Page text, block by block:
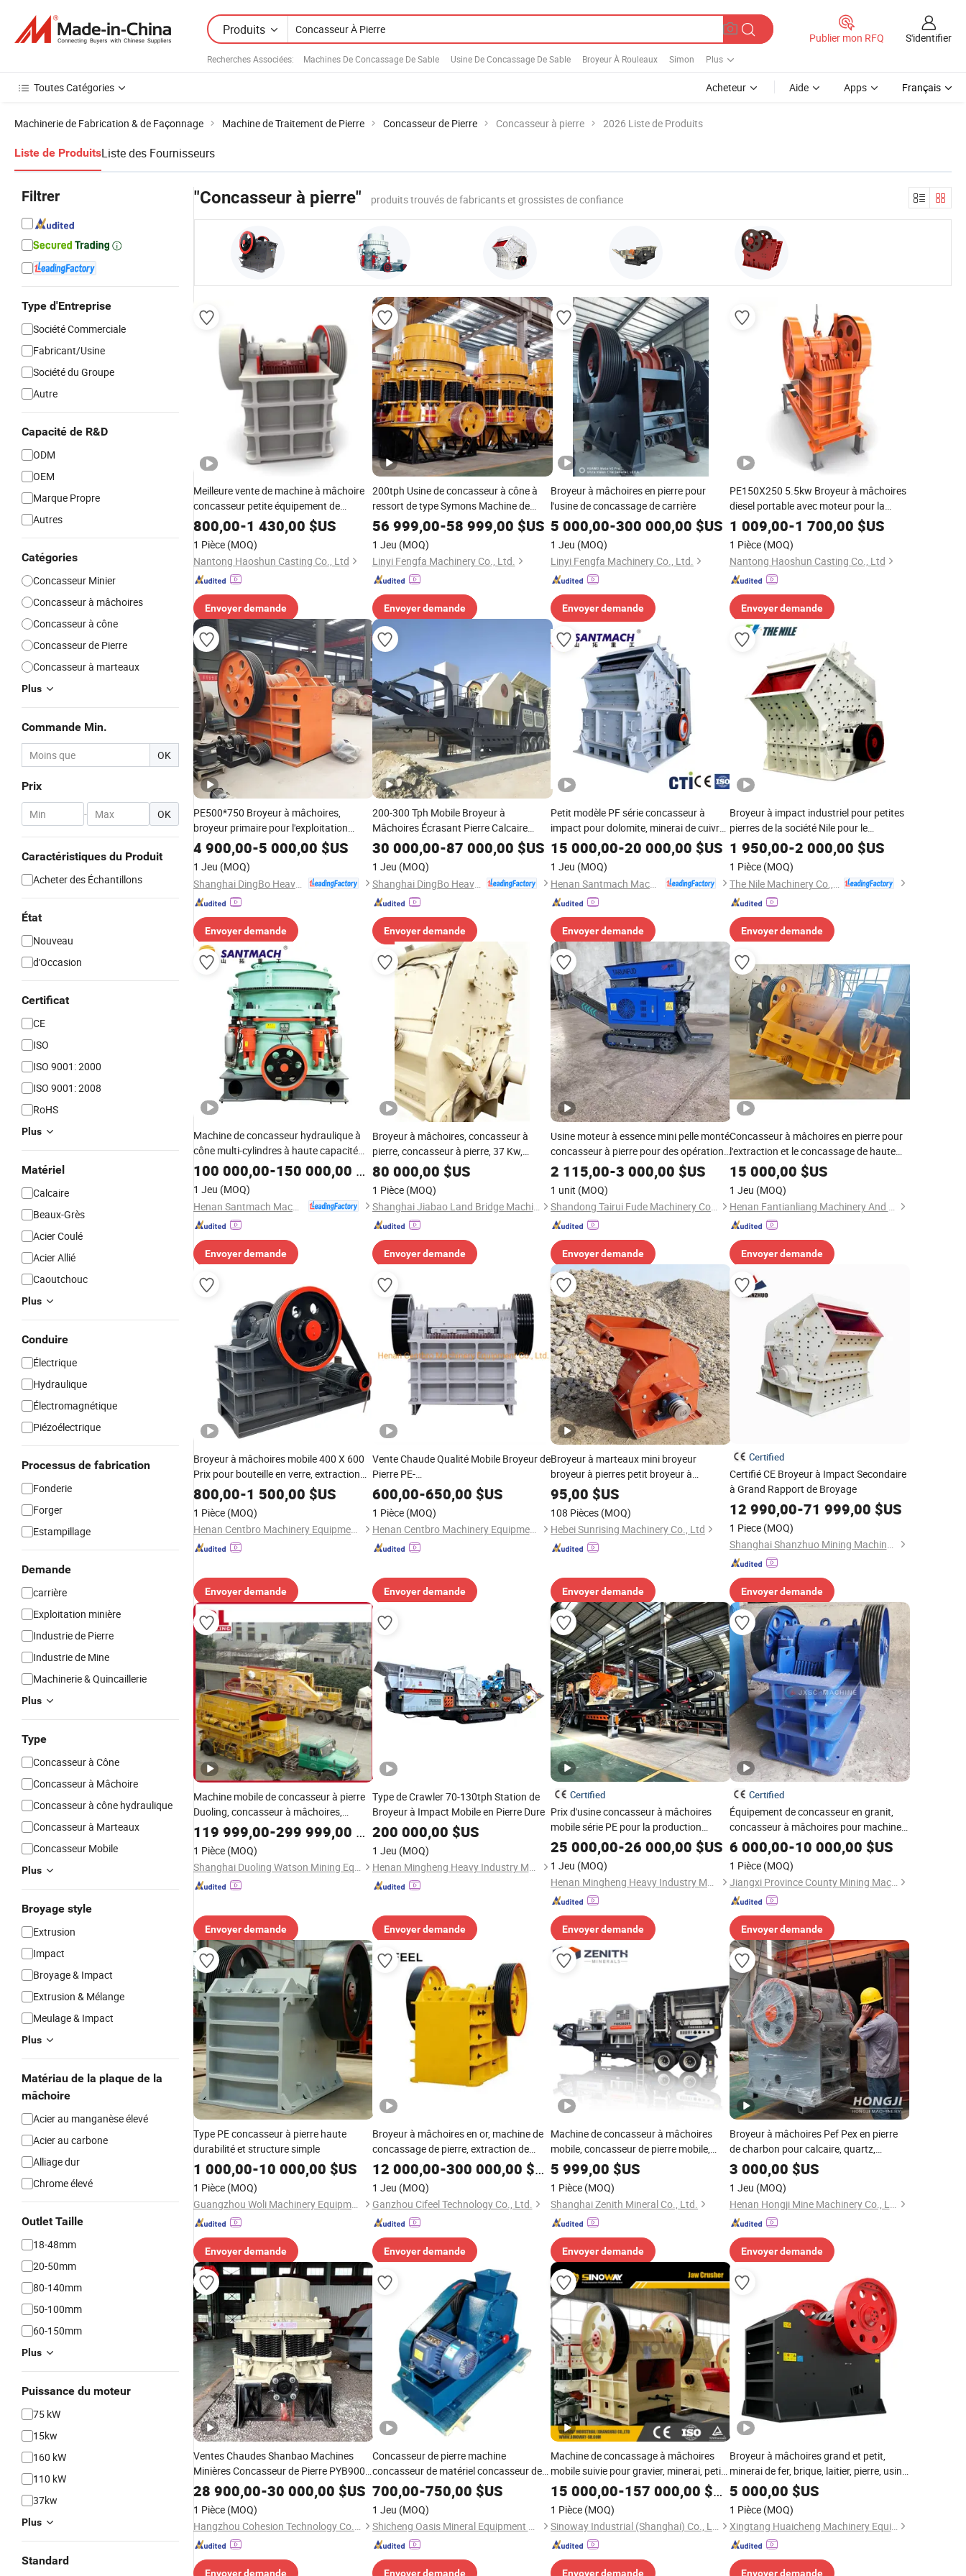
Produits
Recherches Associées: Machines De Concassage De Sable Usine De Concassage De Sable Broyeur À Rouleaux Simon Plus
Publier mon RFQ S'identifier
Toutes Catégories Acheteur Aide Apps Français
Machinerie de Fabrication & de Façonnage Machine de Traitement de Pierre Concasseur de Pierre Concasseur à pierre 2026 Liste de Produits
Liste de ProduitsListe des Fournisseurs
Filtrer
Type d'Entreprise
Société Commerciale
Fabricant/Usine
Société du Groupe
Autre
Capacité de R&D
ODM
OEM
Marque Propre
Autres
Catégories
Concasseur Minier
Concasseur à mâchoires
Concasseur à cône
Concasseur de Pierre
Concasseur à marteaux
Plus
Commande Min.
OK
Prix
- OK
Caractéristiques du Produit
Acheter des Échantillons
État
Nouveau
d'Occasion
Certificat
CE
ISO
ISO 9001: 2000
ISO 9001: 2008
RoHS
Plus
Matériel
Calcaire
Beaux-Grès
Acier Coulé
Acier Allié
Caoutchouc
Plus
Conduire
Électrique
Hydraulique
Électromagnétique
Piézoélectrique
Processus de fabrication
Fonderie
Forger
Estampillage
Demande
carrière
Exploitation minière
Industrie de Pierre
Industrie de Mine
Machinerie & Quincaillerie
Plus
Type
Concasseur à Cône
Concasseur à Mâchoire
Concasseur à cône hydraulique
Concasseur à Marteaux
Concasseur Mobile
Plus
Broyage style
Extrusion
Impact
Broyage & Impact
Extrusion & Mélange
Meulage & Impact
Plus
Matériau de la plaque de la
mâchoire
Acier au manganèse élevé
Acier au carbone
Alliage dur
Chrome élevé
Outlet Taille
18-48mm
20-50mm
80-140mm
50-100mm
60-150mm
Plus
Puissance du moteur
75 kW
15kw
160 kW
110 kW
37kw
Plus
Standard
"Concasseur à pierre" produits trouvés de fabricants et grossistes de confiance
Meilleure vente de machine à mâchoire
concasseur petite équipement de
concassage de pierre PE150*250 5.5kw
concasseur à mâchoire pour carrière
exploitation minière concassage
agrégat concassage
800,00-1 430,00 $US
1 Pièce (MOQ)
Nantong Haoshun Casting Co., Ltd
Envoyer demande
200tph Usine de concasseur à cône à
ressort de type Symons Machine de
concasseur à pierre
56 999,00-58 999,00 $US
1 Jeu (MOQ)
Linyi Fengfa Machinery Co., Ltd.
Envoyer demande
Broyeur à mâchoires en pierre pour
l'usine de concassage de carrière
5 000,00-300 000,00 $US
1 Jeu (MOQ)
Linyi Fengfa Machinery Co., Ltd.
Envoyer demande
PE150X250 5.5kw Broyeur à mâchoires
diesel portable avec moteur pour la
construction minière de pierres écrasées
et de granulats
1 009,00-1 700,00 $US
1 Pièce (MOQ)
Nantong Haoshun Casting Co., Ltd
Envoyer demande
PE500*750 Broyeur à mâchoires,
broyeur primaire pour l'exploitation
minière, carrière, concassage grossier de
pierre 50-130t/H
4 900,00-5 000,00 $US
1 Jeu (MOQ)
Envoyer demande
200-300 Tph Mobile Broyeur à
Mâchoires Écrasant Pierre Calcaire
Agrégats Machine de Broyeur Gravier
Usine de Broyeur à Mâchoires Mobile
30 000,00-87 000,00 $US
1 Jeu (MOQ)
Shanghai DingBo Heavy Industry Machinery Co., Ltd.
Envoyer demande
Petit modèle PF série concasseur à
impact pour dolomite, minerai de cuivre,
verre, calcaire, charbon, pierre dure,
exploitation minière industrielle
15 000,00-20 000,00 $US
1 Jeu (MOQ)
Envoyer demande
Broyeur à impact industriel pour petites
pierres de la société Nile pour le
traitement minier et de carrière de béton
avec composant moteur principal
équipement de concasseur à roche
1 950,00-2 000,00 $US
1 Pièce (MOQ)
Envoyer demande
Machine de concasseur hydraulique à
cône multi-cylindres à haute capacité
pour le dolomite dur, le basalte, le
marbre, le gravier et l'extraction de
pierres
100 000,00-150 000,00
1 Jeu (MOQ)
Envoyer demande
Broyeur à mâchoires, concasseur à
pierre, concasseur à pierre, 37 Kw,
moteur AC
80 000,00 $US
1 Pièce (MOQ)
Shanghai Jiabao Land Bridge Machinery Manufacturing Co., Ltd.
Envoyer demande
Usine moteur à essence mini pelle monté
concasseur à pierre pour des opérations
minières efficaces
2 115,00-3 000,00 $US
1 unit (MOQ)
Shandong Tairui Fude Machinery Co., Ltd.
Envoyer demande
Concasseur à mâchoires en pierre pour
l'extraction et le concassage de haute
performance en calcaire, granit, pierre
de rivière et basalte avec 50-
800ton/Hour
15 000,00 $US
1 Jeu (MOQ)
Henan Fantianliang Machinery And Equipment Co., Ltd.
Envoyer demande
Broyeur à mâchoires mobile 400 X 600
Prix pour bouteille en verre, extraction
d'or, machine de concassage de pierres
de construction, mini broyeurs de verre,
trituradora de piedra sur chenilles
800,00-1 500,00 $US
1 Pièce (MOQ)
Henan Centbro Machinery Equipment Co., Ltd.
Envoyer demande
Vente Chaude Qualité Mobile Broyeur de
Pierre PE-
250X400/400X600/300X1300 Machine
de Broyeur à Mâchoires Machine de
Broyeur de Pierre
600,00-650,00 $US
1 Pièce (MOQ)
Henan Centbro Machinery Equipment Co., Ltd.
Envoyer demande
Broyeur à marteaux mini broyeur
broyeur à pierres petit broyeur à
marteaux broyeur à marteaux 600*400
95,00 $US
108 Pièces (MOQ)
Hebei Sunrising Machinery Co., Ltd
Envoyer demande
Certified
Certifié CE Broyeur à Impact Secondaire
à Grand Rapport de Broyage
12 990,00-71 999,00 $US
1 Piece (MOQ)
Shanghai Shanzhuo Mining Machinery Co., Ltd
Envoyer demande
Machine mobile de concasseur à pierre
Duoling, concasseur à mâchoires,
concasseur à cône, concasseur à
impact, machine de fabrication de sable
VSI
119 999,00-299 999,00
1 Pièce (MOQ)
Shanghai Duoling Watson Mining Equipment Co., Ltd.
Envoyer demande
Type de Crawler 70-130tph Station de
Broyeur à Impact Mobile en Pierre Dure
200 000,00 $US
1 Jeu (MOQ)
Henan Mingheng Heavy Industry Machinery Co., Ltd
Envoyer demande
Certified
Prix d'usine concasseur à mâchoires
mobile série PE pour la production
d'agrégats
25 000,00-26 000,00 $US
1 Jeu (MOQ)
Henan Mingheng Heavy Industry Machinery Co., Ltd
Envoyer demande
Certified
Équipement de concasseur en granit,
concasseur à mâchoires pour machine
d'extraction d'or
6 000,00-10 000,00 $US
1 Pièce (MOQ)
Jiangxi Province County Mining Machinery Factory
Envoyer demande
Type PE concasseur à pierre haute
durabilité et structure simple
1 000,00-10 000,00 $US
1 Pièce (MOQ)
Guangzhou Woli Machinery Equipment Co., Ltd
Envoyer demande
Broyeur à mâchoires en or, machine de
concassage de pierre, extraction de
minerai
12 000,00-300 000,00 $US
1 Jeu (MOQ)
Ganzhou Cifeel Technology Co., Ltd.
Envoyer demande
Machine de concasseur à mâchoires
mobile, concasseur de pierre mobile,
machine de concasseur portable
5 999,00 $US
1 Pièce (MOQ)
Shanghai Zenith Mineral Co., Ltd.
Envoyer demande
Broyeur à mâchoires Pef Pex en pierre
de charbon pour calcaire, quartz,
graphite
3 000,00 $US
1 Jeu (MOQ)
Henan Hongji Mine Machinery Co., Ltd.
Envoyer demande
Ventes Chaudes Shanbao Machines
Minières Concasseur de Pierre PYB900
PYZ900 Concasseur à Cône à Ressort
28 900,00-30 000,00 $US
1 Pièce (MOQ)
Hangzhou Cohesion Technology Co., Ltd.
Envoyer demande
Concasseur de pierre machine
concasseur de matériel concasseur de
laboratoire de concasseur de mâchoire
700,00-750,00 $US
1 Jeu (MOQ)
Shicheng Oasis Mineral Equipment Manufacturing Co., Ltd.
Envoyer demande
Machine de concassage à mâchoires
mobile suivie pour gravier, minerai, petite
portable, primaire, fente, carrière, pierre
à vendre
15 000,00-157 000,00 $US
1 Pièce (MOQ)
Sinoway Industrial (Shanghai) Co., Ltd.
Envoyer demande
Broyeur à mâchoires grand et petit,
minerai de fer, brique, laitier, pierre, usine
de broyeur à mâchoires,
approvisionnement direct d'ore, granit,
charbon, gangue
5 000,00 $US
1 Pièce (MOQ)
Xingtang Huaicheng Machinery Equipment Co., Ltd.
Envoyer demande